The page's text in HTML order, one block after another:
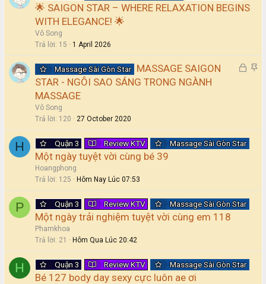
y
🌟 SAIGON STAR – WHERE RELAXATION BEGINS
WITH ELEGANCE! 🌟
Vô Song
Trả lời 15 1 April 2026
L
d
S
y
Massage Sài Gòn Star MASSAGE SAIGON
STAR - NGÔI SAO SÁNG TRONG NGÀNH
MASSAGE
Vô Song
Trả lời 120 27 October 2020
H Quận 3 Review KTV Massage Sài Gòn Star
Một ngày tuyệt vời cùng bé 39
Hoangphong
Trả lời 125 Hôm Nay Lúc 07:53
P Quận 3 Review KTV Massage Sài Gòn Star
Một ngày trải nghiệm tuyệt vời cùng em 118
Phamkhoa
Trả lời 21 Hôm Qua Lúc 20:42
H Quận 3 Review KTV Massage Sài Gòn Star
Bé 127 body day sexy cực luôn ae ơi